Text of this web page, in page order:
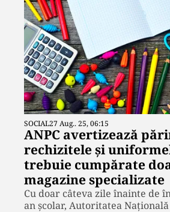
SOCIAL27 Aug.. 25, 06:15
ANPC avertizează
rechizitele și
trebuie cumpărate
magazine specializate
Cu doar câteva zile înainte de
an școlar, Autoritatea